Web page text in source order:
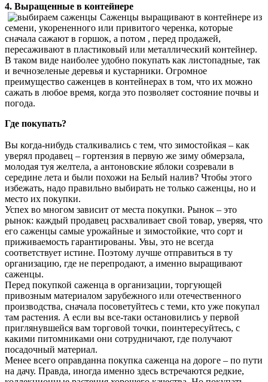
4. Выращенные в контейнере
Саженцы выращивают в контейнере из
семени, укорененного или привитого черенка, которые
сначала сажают в горшок, а потом , перед продажей,
пересаживают в пластиковый или металлический контейнер.
В таком виде наиболее удобно покупать как листопадные, так
и вечнозеленые деревья и кустарники. Огромное
преимущество саженцев в контейнерах в том, что их можно
сажать в любое время, когда это позволяет состояние почвы и
погода.
Где покупать?
Вы когда-нибудь сталкивались с тем, что зимостойкая – как
уверял продавец – гортензия в первую же зиму обмерзала,
молодая туя желтела, а антоновские яблоки созревали в
середине лета и были похожи на Белый налив? Чтобы этого
избежать, надо правильно выбирать не только саженцы, но и
место их покупки.
Успех во многом зависит от места покупки. Рынок – это
рынок: каждый продавец расхваливает свой товар, уверяя, что
его саженцы самые урожайные и зимостойкие, что сорт и
приживаемость гарантированы. Увы, это не всегда
соответствует истине. Поэтому лучше отправиться в ту
организацию, где не перепродают, а именно выращивают
саженцы.
Перед покупкой саженца в организации, торгующей
привозным материалом зарубежного или отечественного
производства, сначала посоветуйтесь с теми, кто уже покупал
там растения. А если вы все-таки остановились у первой
приглянувшейся вам торговой точки, поинтересуйтесь, с
какими питомниками они сотрудничают, где получают
посадочный материал.
Менее всего оправданна покупка саженца на дороге – по пути
на дачу. Правда, иногда именно здесь встречаются редкие,